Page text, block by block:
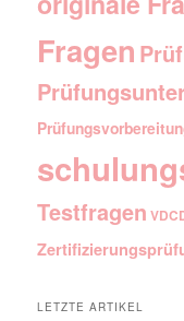
Fragen
Testfragen
LETZTE ARTIKEL